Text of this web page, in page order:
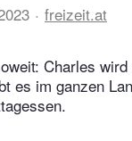
freizeit.at
Charles wird
es im ganzen